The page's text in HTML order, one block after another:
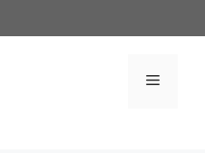
Menú